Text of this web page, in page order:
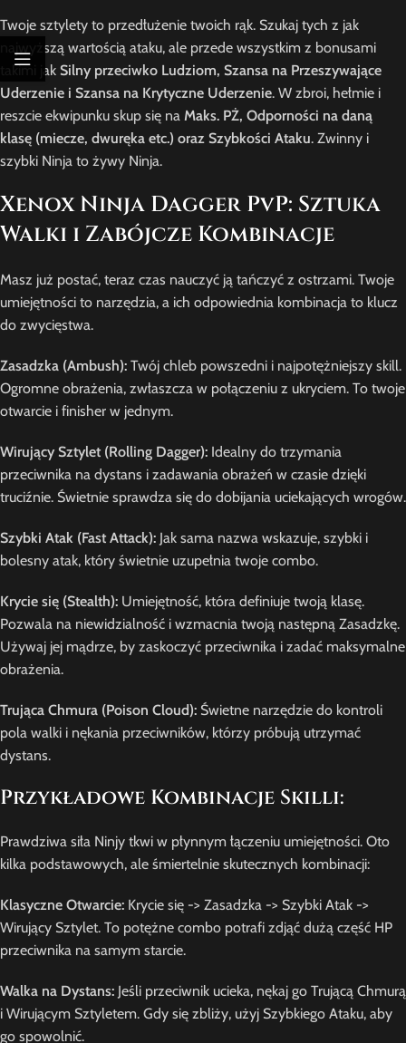
Twoje sztylety to przedłużenie twoich rąk. Szukaj tych z jak
najwyższą wartością ataku, ale przede wszystkim z bonusami
takimi jak Silny przeciwko Ludziom, Szansa na Przeszywające
Uderzenie i Szansa na Krytyczne Uderzenie. W zbroi, hełmie i
reszcie ekwipunku skup się na Maks. PŻ, Odporności na daną
klasę (miecze, dwuręka etc.) oraz Szybkości Ataku. Zwinny i
szybki Ninja to żywy Ninja.
Xenox Ninja Dagger PvP: Sztuka
Walki i Zabójcze Kombinacje
Masz już postać, teraz czas nauczyć ją tańczyć z ostrzami. Twoje
umiejętności to narzędzia, a ich odpowiednia kombinacja to klucz
do zwycięstwa.
Zasadzka (Ambush): Twój chleb powszedni i najpotężniejszy skill.
Ogromne obrażenia, zwłaszcza w połączeniu z ukryciem. To twoje
otwarcie i finisher w jednym.
Wirujący Sztylet (Rolling Dagger): Idealny do trzymania
przeciwnika na dystans i zadawania obrażeń w czasie dzięki
truciźnie. Świetnie sprawdza się do dobijania uciekających wrogów.
Szybki Atak (Fast Attack): Jak sama nazwa wskazuje, szybki i
bolesny atak, który świetnie uzupełnia twoje combo.
Krycie się (Stealth): Umiejętność, która definiuje twoją klasę.
Pozwala na niewidzialność i wzmacnia twoją następną Zasadzkę.
Używaj jej mądrze, by zaskoczyć przeciwnika i zadać maksymalne
obrażenia.
Trująca Chmura (Poison Cloud): Świetne narzędzie do kontroli
pola walki i nękania przeciwników, którzy próbują utrzymać
dystans.
Przykładowe Kombinacje Skilli:
Prawdziwa siła Ninjy tkwi w płynnym łączeniu umiejętności. Oto
kilka podstawowych, ale śmiertelnie skutecznych kombinacji:
Klasyczne Otwarcie: Krycie się -> Zasadzka -> Szybki Atak ->
Wirujący Sztylet. To potężne combo potrafi zdjąć dużą część HP
przeciwnika na samym starcie.
Walka na Dystans: Jeśli przeciwnik ucieka, nękaj go Trującą Chmurą
i Wirującym Sztyletem. Gdy się zbliży, użyj Szybkiego Ataku, aby
go spowolnić.